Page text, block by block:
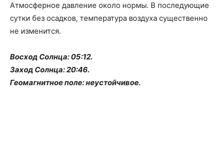
Атмосферное давление около нормы. В последующие
сутки без осадков, температура воздуха существенно
не изменится.
Восход Солнца: 05:12.
Заход Солнца: 20:46.
Геомагнитное поле: неустойчивое.